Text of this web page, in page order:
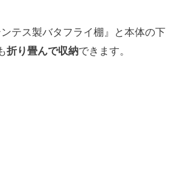
テス製バタフライ棚』と本体の下
折り畳んで収納できます。